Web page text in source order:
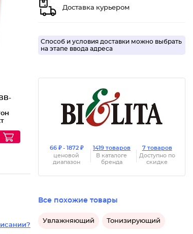
ВВ-
Доставка курьером
Способ и условия доставки можно выбрать
на этапе ввода адреса
66 ₽ - 1872 ₽
ценовой
диапазон
1419 товаров
В каталоге
бренда
7 товаров
Доступно по
скидке
Все похожие товары
Увлажняющий Тонизирующий